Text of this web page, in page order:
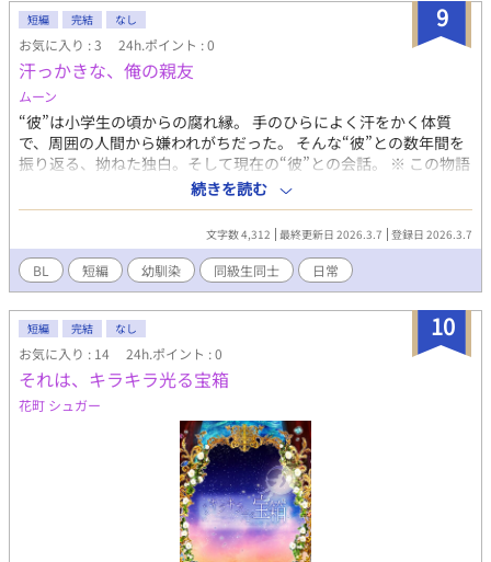
9
短編 完結 なし
お気に入り : 3 24h.ポイント : 0
汗っかきな、俺の親友
ムーン
“彼”は小学生の頃からの腐れ縁。 手のひらによく汗をかく体質
で、周囲の人間から嫌われがちだった。 そんな“彼”との数年間を
振り返る、拗ねた独白。そして現在の“彼”との会話。 ※ この物語
はフィクションであり、実在の人物・団体とは一切関係ありませ
ん。 ※特定の症状、属性を揶揄する意図はありません。
続きを読む
文字数 4,312 最終更新日 2026.3.7 登録日 2026.3.7
BL 短編 幼馴染 同級生同士 日常
10
短編 完結 なし
お気に入り : 14 24h.ポイント : 0
それは、キラキラ光る宝箱
花町 シュガー